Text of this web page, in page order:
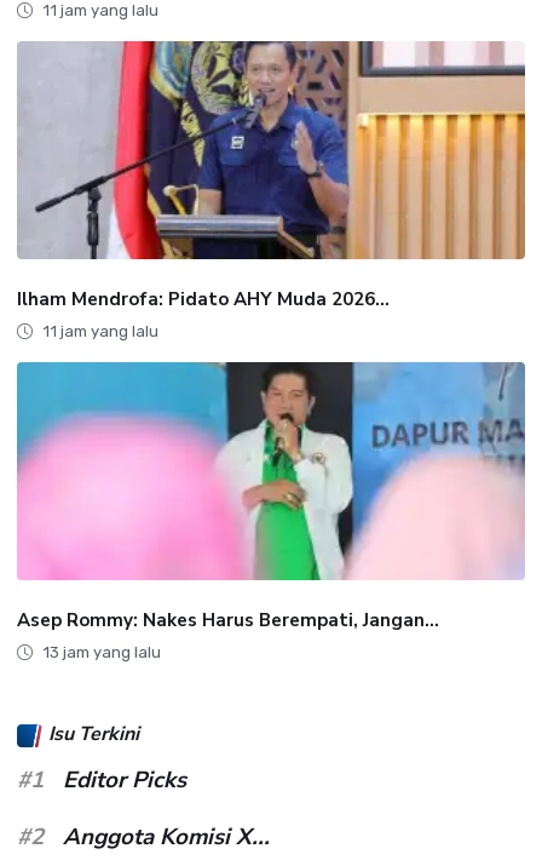
11 jam yang lalu
Ilham Mendrofa: Pidato AHY Muda 2026...
11 jam yang lalu
Asep Rommy: Nakes Harus Berempati, Jangan...
13 jam yang lalu
Isu Terkini
#1
Editor Picks
#2
Anggota Komisi X...